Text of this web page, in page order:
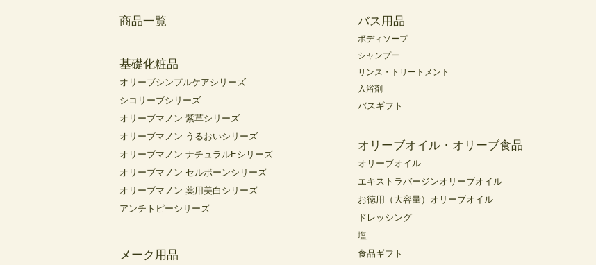
商品一覧
基礎化粧品
オリーブシンプルケアシリーズ
シコリーブシリーズ
オリーブマノン 紫草シリーズ
オリーブマノン うるおいシリーズ
オリーブマノン ナチュラルEシリーズ
オリーブマノン セルボーンシリーズ
オリーブマノン 薬用美白シリーズ
アンチトピーシリーズ
メーク用品
バス用品
ボディソープ
シャンプー
リンス・トリートメント
入浴剤
バスギフト
オリーブオイル・オリーブ食品
オリーブオイル
エキストラバージンオリーブオイル
お徳用（大容量）オリーブオイル
ドレッシング
塩
食品ギフト